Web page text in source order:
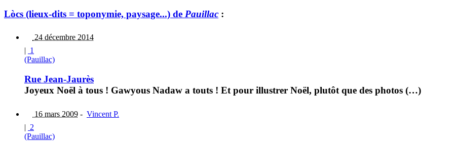
Lòcs (lieux-dits = toponymie, paysage...) de Pauillac :
24 décembre 2014
| 1
(Pauillac)
Rue Jean-Jaurès
Joyeux Noël à tous ! Gawyous Nadaw a touts ! Et pour illustrer Noël, plutôt que des photos (…)
16 mars 2009 - Vincent P.
| 2
(Pauillac)